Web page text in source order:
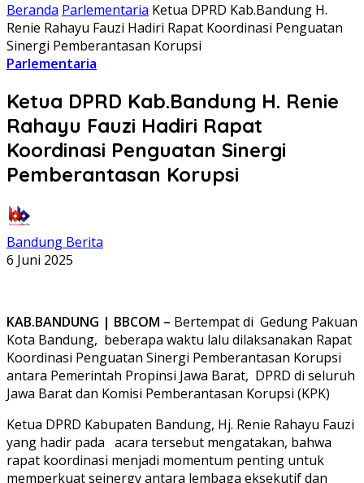
Beranda Parlementaria Ketua DPRD Kab.Bandung H.
Renie Rahayu Fauzi Hadiri Rapat Koordinasi Penguatan
Sinergi Pemberantasan Korupsi
Parlementaria
Ketua DPRD Kab.Bandung H. Renie
Rahayu Fauzi Hadiri Rapat
Koordinasi Penguatan Sinergi
Pemberantasan Korupsi
Bandung Berita
6 Juni 2025
KAB.BANDUNG | BBCOM – Bertempat di Gedung Pakuan
Kota Bandung, beberapa waktu lalu dilaksanakan Rapat
Koordinasi Penguatan Sinergi Pemberantasan Korupsi
antara Pemerintah Propinsi Jawa Barat, DPRD di seluruh
Jawa Barat dan Komisi Pemberantasan Korupsi (KPK)
Ketua DPRD Kabupaten Bandung, Hj. Renie Rahayu Fauzi
yang hadir pada acara tersebut mengatakan, bahwa
rapat koordinasi menjadi momentum penting untuk
memperkuat seinergy antara lembaga eksekutif dan